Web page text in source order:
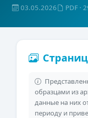
03.05.2026 PDF ·
образцами из
данные на них
периоду и